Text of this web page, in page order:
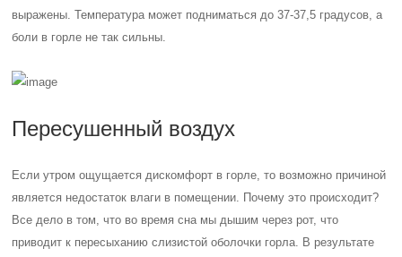
выражены. Температура может подниматься до 37-37,5 градусов, а
боли в горле не так сильны.
Пересушенный воздух
Если утром ощущается дискомфорт в горле, то возможно причиной
является недостаток влаги в помещении. Почему это происходит?
Все дело в том, что во время сна мы дышим через рот, что
приводит к пересыханию слизистой оболочки горла. В результате